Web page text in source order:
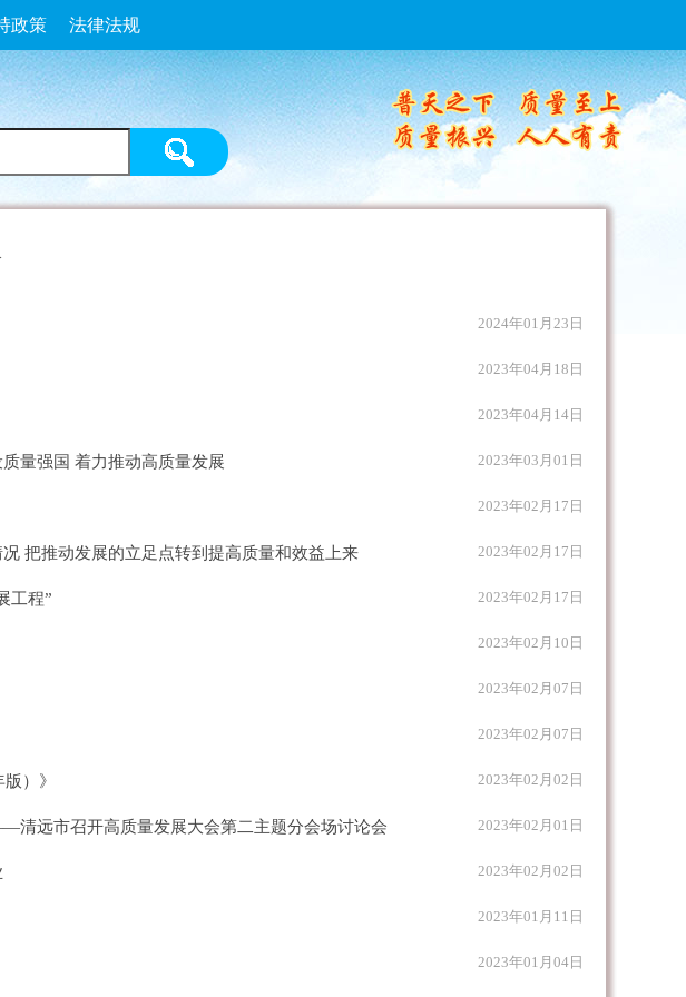
政策 法律法规
2024年01月23日
2023年04月18日
2023年04月14日
量强国 着力推动高质量发展 2023年03月01日
2023年02月17日
把推动发展的立足点转到提高质量和效益上来 2023年02月17日
工程” 2023年02月17日
2023年02月10日
2023年02月07日
2023年02月07日
）》 2023年02月02日
清远市召开高质量发展大会第二主题分会场讨论会 2023年02月01日
2023年02月02日
2023年01月11日
2023年01月04日